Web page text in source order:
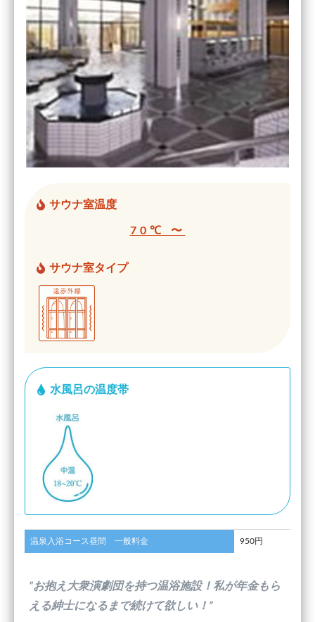
サウナ室温度
70℃ 〜
サウナ室タイプ
水風呂の温度帯
温泉入浴コース昼間 一般料金 950円
”お抱え大衆演劇団を持つ温浴施設！私が年金もら
える紳士になるまで続けて欲しい！”